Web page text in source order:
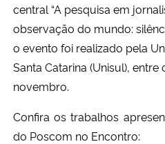
Ministério do Desenvolvimento Regional
Controladoria-Geral da União
Ministério da Mulher, da Família e dos
central “A pesquisa em
observação do mundo:
o evento foi realizado pela
Santa Catarina (Unisul), entre
novembro.
Confira os trabalhos
do Poscom no Encontro: